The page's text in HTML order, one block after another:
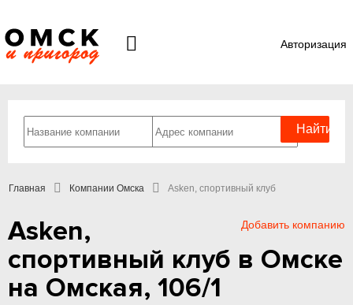
Авторизация
Главная Компании Омска Asken, спортивный клуб
Добавить компанию
Asken,
спортивный клуб в Омске
на Омская, 106/1